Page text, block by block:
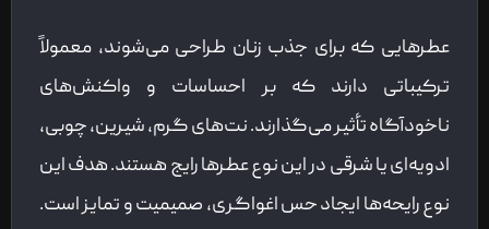
عطرهایی که برای جذب زنان طراحی می‌شوند، معمولاً
ترکیباتی دارند که بر احساسات و واکنش‌های
ناخودآگاه تأثیر می‌گذارند. نت‌های گرم، شیرین، چوبی،
ادویه‌ای یا شرقی در این نوع عطرها رایج هستند. هدف این
نوع رایحه‌ها ایجاد حس اغواگری، صمیمیت و تمایز است.